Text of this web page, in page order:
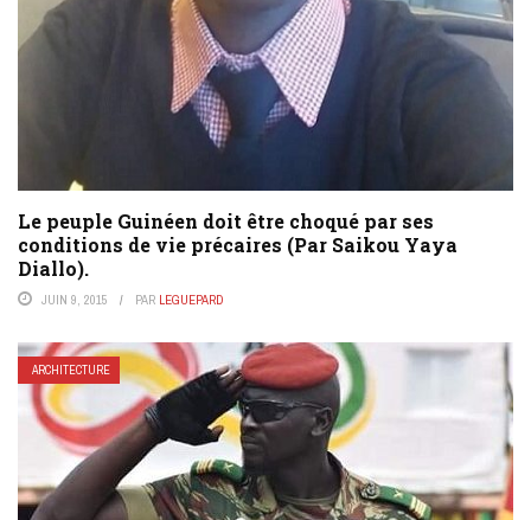
Le peuple Guinéen doit être choqué par ses
conditions de vie précaires (Par Saikou Yaya
Diallo).
JUIN 9, 2015 PAR LEGUEPARD
ARCHITECTURE